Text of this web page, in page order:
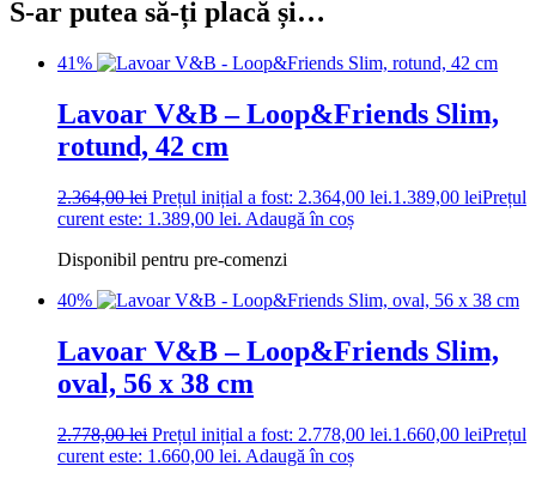
S-ar putea să-ți placă și…
41%
Lavoar V&B – Loop&Friends Slim,
rotund, 42 cm
2.364,00lei Prețul inițial a fost: 2.364,00 lei.1.389,00 leiPrețul
curent este: 1.389,00 lei. Adaugă în coș
Disponibil pentru pre-comenzi
40%
Lavoar V&B – Loop&Friends Slim,
oval, 56 x 38 cm
2.778,00lei Prețul inițial a fost: 2.778,00 lei.1.660,00 leiPrețul
curent este: 1.660,00 lei. Adaugă în coș